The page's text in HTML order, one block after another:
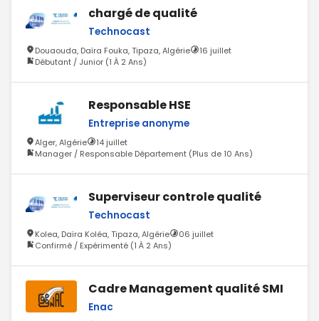
chargé de qualité
Technocast
Douaouda, Daïra Fouka, Tipaza, Algérie
16 juillet
Débutant / Junior (1 À 2 Ans)
Responsable HSE
Entreprise anonyme
Alger, Algérie
14 juillet
Manager / Responsable Département (Plus de 10 Ans)
Superviseur controle qualité
Technocast
Kolea, Daïra Koléa, Tipaza, Algérie
06 juillet
Confirmé / Expérimenté (1 À 2 Ans)
Cadre Management qualité SMI
Enac